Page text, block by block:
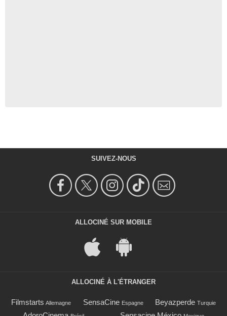
SUIVEZ-NOUS
ALLOCINÉ SUR MOBILE
ALLOCINÉ À L'ÉTRANGER
Filmstarts Allemagne SensaCine Espagne Beyazperde Turquie